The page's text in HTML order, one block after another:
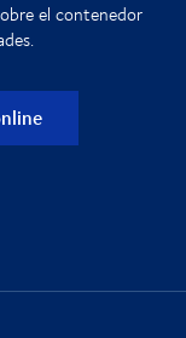
el contenedor